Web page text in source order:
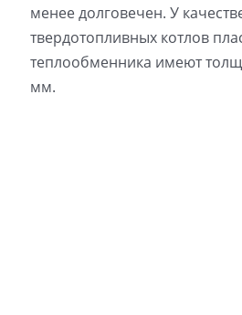
менее долговечен. У
твердотопливных котлов
теплообменника имеют
мм.